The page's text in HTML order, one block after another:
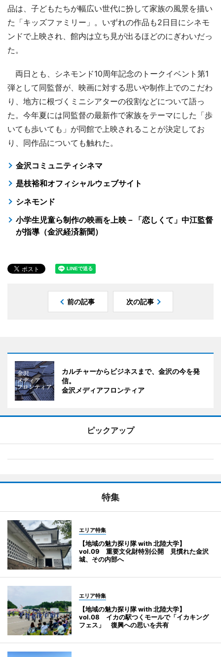
品は、子どもたちが幅広い世代に扮して家族の風景を描い
た「キッズファミリー」。いずれの作品も2日目にシネモ
ンドで上映され、館内は立ち見が出るほどのにぎわいだっ
た。
両日とも、シネモンド10周年記念のトークイベント第1
弾として同監督が、映画に対する思いや制作上でのこだわ
り、地方に根づくミニシアターの役割などについて語っ
た。今年夏には同監督の最新作で家族をテーマにした「歩
いても歩いても」が同館で上映されることが決定してお
り、同作品についても触れた。
金沢コミュニティシネマ
是枝裕和オフィシャルウェブサイト
シネモンド
小学生児童ら制作の映画を上映－「恋しくて」中江監督
が指導（金沢経済新聞）
前の記事 次の記事
カルチャーからビジネスまで、金沢の今を発
信。
金沢メディアフロンティア
ピックアップ
特集
エリア特集
【地域の魅力探り隊 with 北陸大学】
vol.09 重要文化財特別公開 見慣れた金沢
城、その内部へ
エリア特集
【地域の魅力探り隊 with 北陸大学】
vol.08 イカの駅つくモールで「イカキング
フェス」 復興への思いを共有